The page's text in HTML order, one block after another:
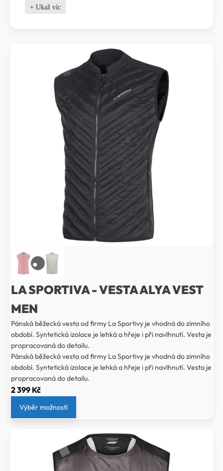
+ Ukaž víc
LA SPORTIVA - VESTA ALYA VEST
MEN
Pánská běžecká vesta od firmy La Sportivy je vhodná do zimního
období. Syntetická izolace je lehká a hřeje i při navlhnutí. Vesta je
propracovaná do detailu.
Pánská běžecká vesta od firmy La Sportivy je vhodná do zimního
období. Syntetická izolace je lehká a hřeje i při navlhnutí. Vesta je
propracovaná do detailu.
2 399 Kč
Výběr možností